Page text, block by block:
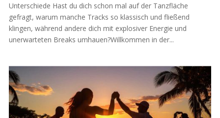
Unterschiede Hast du dich schon mal auf der Tanzfläche
gefragt, warum manche Tracks so klassisch und fließend
klingen, während andere dich mit explosiver Energie und
unerwarteten Breaks umhauen?Willkommen in der...